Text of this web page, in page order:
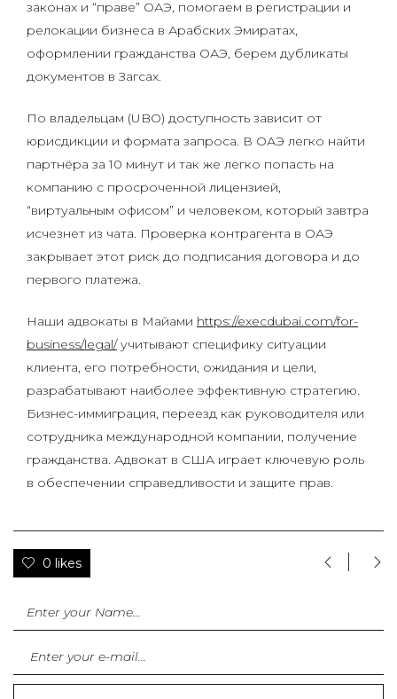
законах и “праве” ОАЭ, помогаем в регистрации и
релокации бизнеса в Арабских Эмиратах,
оформлении гражданства ОАЭ, берем дубликаты
документов в Загсах.
По владельцам (UBO) доступность зависит от
юрисдикции и формата запроса. В ОАЭ легко найти
партнёра за 10 минут и так же легко попасть на
компанию с просроченной лицензией,
“виртуальным офисом” и человеком, который завтра
исчезнет из чата. Проверка контрагента в ОАЭ
закрывает этот риск до подписания договора и до
первого платежа.
Наши адвокаты в Майами https://execdubai.com/for-
business/legal/учитывают специфику ситуации
клиента, его потребности, ожидания и цели,
разрабатывают наиболее эффективную стратегию.
Бизнес-иммиграция, переезд как руководителя или
сотрудника международной компании, получение
гражданства. Адвокат в США играет ключевую роль
в обеспечении справедливости и защите прав.
0 likes